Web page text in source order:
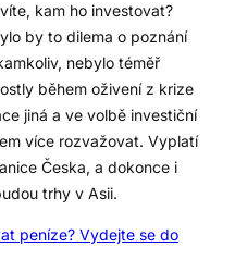
kam ho investovat?
by to dilema o poznání
nebylo téměř
během oživení z krize
jiná a ve volbě investiční
více rozvažovat. Vyplatí
Česka, a dokonce i
trhy v Asii.
peníze? Vydejte se do